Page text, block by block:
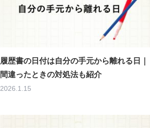
履歴書の日付は自分の手元から離れる日｜
間違ったときの対処法も紹介
2026.1.15